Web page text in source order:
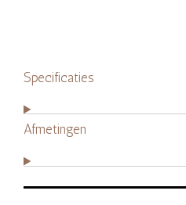
Specificaties
Afmetingen